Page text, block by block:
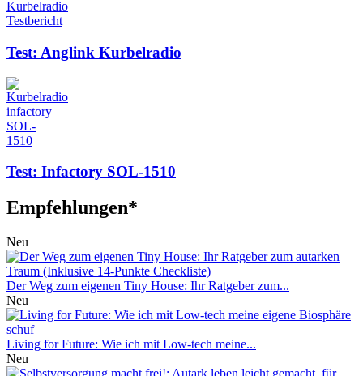
Test: Anglink Kurbelradio
Test: Infactory SOL-1510
Empfehlungen*
Neu
Der Weg zum eigenen Tiny House: Ihr Ratgeber zum...
Neu
Living for Future: Wie ich mit Low-tech meine...
Neu